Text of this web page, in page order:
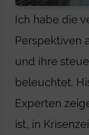
Ich habe die
Perspektiven
und ihre
beleuchtet.
Experten
ist, in